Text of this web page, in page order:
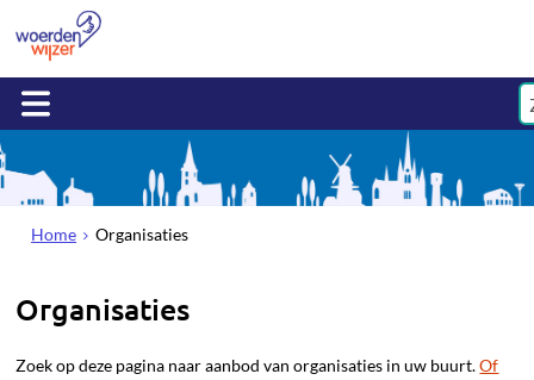
Home Organisaties
Organisaties
Zoek op deze pagina naar aanbod van organisaties in uw buurt.Of